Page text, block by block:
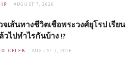
AUGUST 7, 2026
จเส้นทางชีวิตเชื้อพระวงศ์ยุโรป เรียน
วไปทำไรกันบ้าง !?
CELEB AUGUST 7, 2026